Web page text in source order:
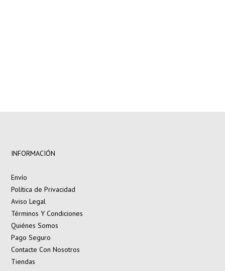
INFORMACIÓN
Envío
Política de Privacidad
Aviso Legal
Términos Y Condiciones
Quiénes Somos
Pago Seguro
Contacte Con Nosotros
Tiendas